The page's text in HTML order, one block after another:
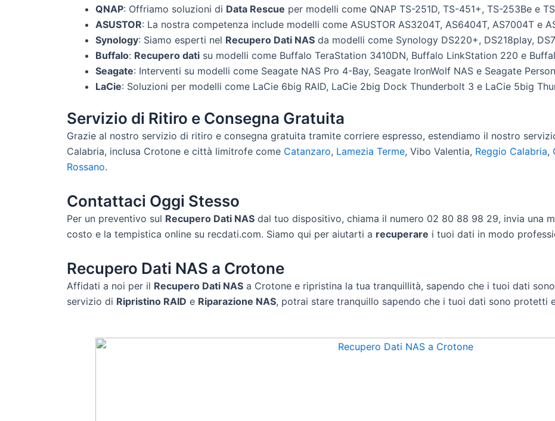
QNAP: Offriamo soluzioni di Data Rescue per modelli come QNAP TS-251D, TS-451+, TS-253Be e
ASUSTOR: La nostra competenza include modelli come ASUSTOR AS3204T, AS6404T, AS7004T e
Synology: Siamo esperti nel Recupero Dati NAS da modelli come Synology DS220+, DS218play,
Buffalo: Recupero dati su modelli come Buffalo TeraStation 3410DN, Buffalo LinkStation 220 e
Seagate: Interventi su modelli come Seagate NAS Pro 4-Bay, Seagate IronWolf NAS e Seagate
LaCie: Soluzioni per modelli come LaCie 6big RAID, LaCie 2big Dock Thunderbolt 3 e LaCie 5big
Servizio di Ritiro e Consegna Gratuita
Grazie al nostro servizio di ritiro e consegna gratuita tramite corriere espresso, estendiamo il nostro
Calabria, inclusa Crotone e città limitrofe come Catanzaro, Lamezia Terme, Vibo Valentia, Reggio Calabria,
Rossano.
Contattaci Oggi Stesso
Per un preventivo sul Recupero Dati NAS dal tuo dispositivo, chiama il numero 02 80 88 98 29, invia una
costo e la tempistica online su recdati.com. Siamo qui per aiutarti a recuperare i tuoi dati in modo
Recupero Dati NAS a Crotone
Affidati a noi per il Recupero Dati NAS a Crotone e ripristina la tua tranquillità, sapendo che i tuoi dati
servizio di Ripristino RAID e Riparazione NAS, potrai stare tranquillo sapendo che i tuoi dati sono protetti